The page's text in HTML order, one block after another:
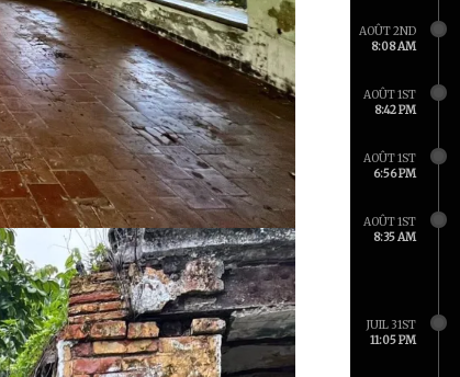
AOÛT 2ND
8:08 AM
AOÛT 1ST
8:42 PM
AOÛT 1ST
6:56 PM
AOÛT 1ST
8:35 AM
JUIL 31ST
11:05 PM